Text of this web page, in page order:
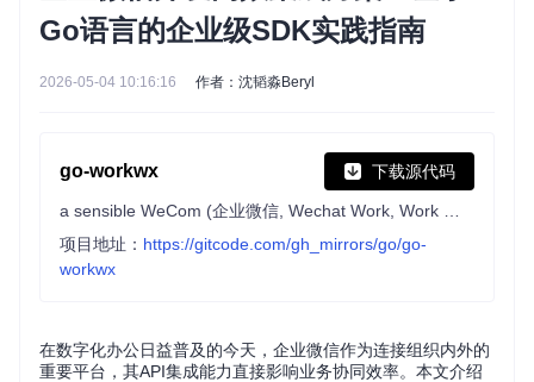
Go语言的企业级SDK实践指南
2026-05-04 10:16:16 作者：沈韬淼Beryl
go-workwx 下载源代码
项目地址： https://gitcode.com/gh_mirrors/go/go-
workwx
在数字化办公日益普及的今天，企业微信作为连接组织内外的
重要平台，其API集成能力直接影响业务协同效率。本文介绍